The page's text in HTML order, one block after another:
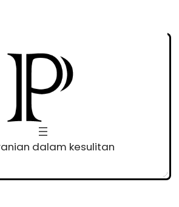
dalam kesulitan